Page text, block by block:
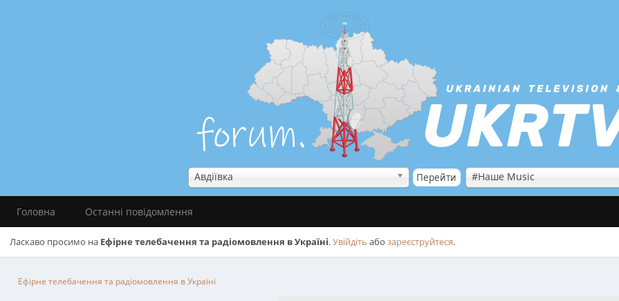
Авдіївка #Наше Music
Головна Останні повідомлення
Ласкаво просимо на Ефірне телебачення та радіомовлення в Україні.Увійдіть або зареєструйтеся.
Ефірне телебачення та радіомовлення в Україні